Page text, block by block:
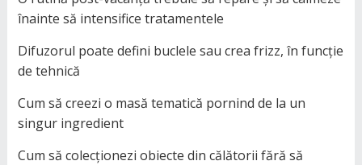
înainte să intensifice tratamentele
Difuzorul poate defini buclele sau crea frizz, în funcție
de tehnică
Cum să creezi o masă tematică pornind de la un
singur ingredient
Cum să colecționezi obiecte din călătorii fără să